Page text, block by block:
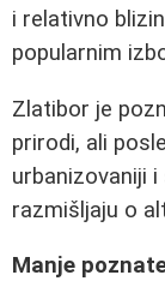
i relativno
popularnim
Zlatibor je
prirodi, ali
urbanizovaniji
razmišljaju o
Manje